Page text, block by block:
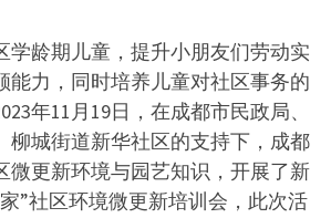
学龄期儿童，提升小朋友们劳动实
能力，同时培养儿童对社区事务的
年11月19日，在成都市民政局、
柳城街道新华社区的支持下，成都
微更新环境与园艺知识，开展了新
”社区环境微更新培训会，此次活